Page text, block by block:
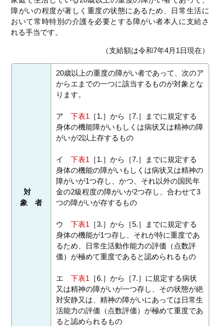
障がいの程度が著しく重度の状態にあるため、日常生活に
おいて常時特別の介護を必要とする障がい者本人に支給さ
れる手当です。
（支給額は令和7年4月1日現在）
対
象 者
20歳以上の重度の障がい者であって、次のア
からエまでの一つに該当するものが対象とな
ります。
ア 下表1 ［1.］から［7.］までに規定する
身体の機能障がいもしくは病状又は精神の障
がいが2以上存するもの
イ 下表1 ［1.］から［7.］までに規定する
身体の機能の障がいもしくは病状又は精神の
障がいが1つ存し、かつ、それ以外の国民年
金の2級程度の障がいが2つ存し、合わせて3
つの障がいが存するもの
ウ 下表1 ［3.］から［5.］までに規定する
身体の機能が1つ存し、それが特に重度であ
るため、日常生活動作能力の評価（点数評
価）が極めて重度であると認められるもの
エ 下表1 ［6.］から［7.］に規定する病状
又は精神の障がいが一つ存し、その状態が絶
対安静又は、精神の障がいにあっては日常生
活能力の評価（点数評価）が極めて重度であ
ると認められるもの